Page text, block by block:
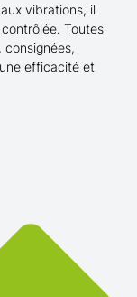
vibrations, il
Toutes
efficacité et